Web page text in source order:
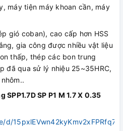
máy tiện máy khoan cần, máy
gió coban), cao cấp hơn HSS
gia công được nhiều vật liệu
thấp, thép các bon trung
đã qua sử lý nhiệu 25~35HRC,
SP P1 M 1.7 X 0.35